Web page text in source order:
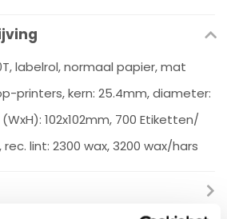
labelrol, normaal papier, mat
printers, kern: 25.4mm, diameter:
102x102mm, 700 Etiketten/
lint: 2300 wax, 3200 wax/hars